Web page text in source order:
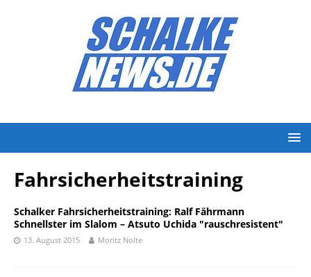
Fahrsicherheitstraining
Schalker Fahrsicherheitstraining: Ralf Fährmann
Schnellster im Slalom – Atsuto Uchida "rauschresistent"
13. August 2015 Moritz Nolte